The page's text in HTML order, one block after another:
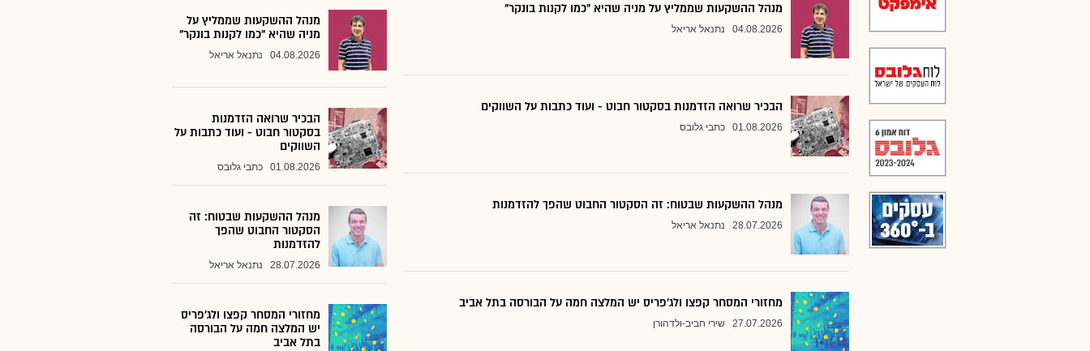
מנהל ההשקעות שממליץ על מניה שהיא "כמו לקנות בונקר"
04.08.2026 נתנאל אריאל
הבכיר שרואה הזדמנות בסקטור חבוט - ועוד כתבות על השווקים
01.08.2026 כתבי גלובס
מנהל ההשקעות שבטוח: זה הסקטור החבוט שהפך להזדמנות
28.07.2026 נתנאל אריאל
מחזורי המסחר קפצו ולג'פריס יש המלצה חמה על הבורסה בתל אביב
27.07.2026 שירי חביב-ולדהורן
מנהל ההשקעות שממליץ על
מניה שהיא "כמו לקנות בונקר"
04.08.2026 נתנאל אריאל
הבכיר שרואה הזדמנות
בסקטור חבוט - ועוד כתבות על
השווקים
01.08.2026 כתבי גלובס
מנהל ההשקעות שבטוח: זה
הסקטור החבוט שהפך
להזדמנות
28.07.2026 נתנאל אריאל
מחזורי המסחר קפצו ולג'פריס
יש המלצה חמה על הבורסה
בתל אביב